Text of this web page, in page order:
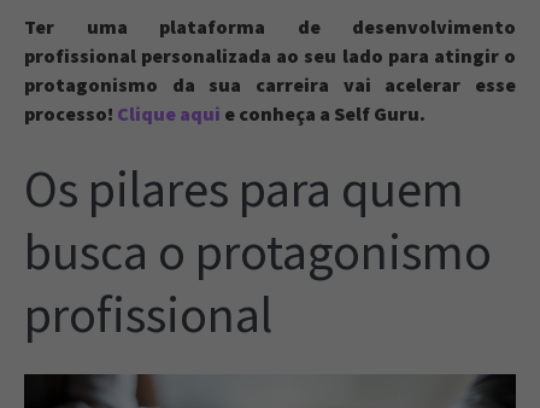
Ter uma plataforma de desenvolvimento
profissional personalizada ao seu lado para atingir o
protagonismo da sua carreira vai acelerar esse
processo! Clique aqui e conheça a Self Guru.
Os pilares para quem
busca o protagonismo
profissional